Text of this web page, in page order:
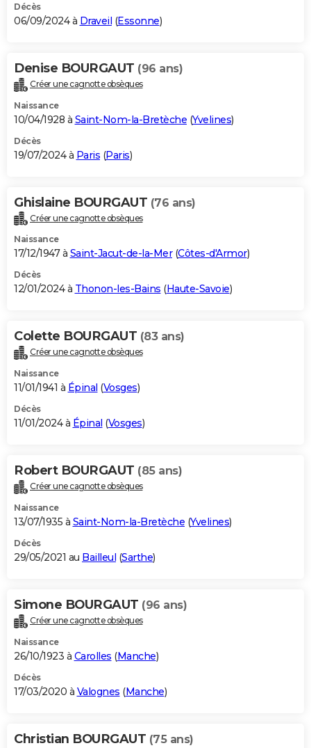
Décès
06/09/2024 à Draveil (Essonne)
Denise BOURGAUT (96 ans)
Créer une cagnotte obsèques
Naissance
10/04/1928 à Saint-Nom-la-Bretèche (Yvelines)
Décès
19/07/2024 à Paris (Paris)
Ghislaine BOURGAUT (76 ans)
Créer une cagnotte obsèques
Naissance
17/12/1947 à Saint-Jacut-de-la-Mer(Côtes-d'Armor)
Décès
12/01/2024 à Thonon-les-Bains (Haute-Savoie)
Colette BOURGAUT (83 ans)
Créer une cagnotte obsèques
Naissance
11/01/1941 à Épinal (Vosges)
Décès
11/01/2024 à Épinal (Vosges)
Robert BOURGAUT (85 ans)
Créer une cagnotte obsèques
Naissance
13/07/1935 à Saint-Nom-la-Bretèche (Yvelines)
Décès
29/05/2021 au Bailleul (Sarthe)
Simone BOURGAUT (96 ans)
Créer une cagnotte obsèques
Naissance
26/10/1923 à Carolles (Manche)
Décès
17/03/2020 à Valognes (Manche)
Christian BOURGAUT (75 ans)